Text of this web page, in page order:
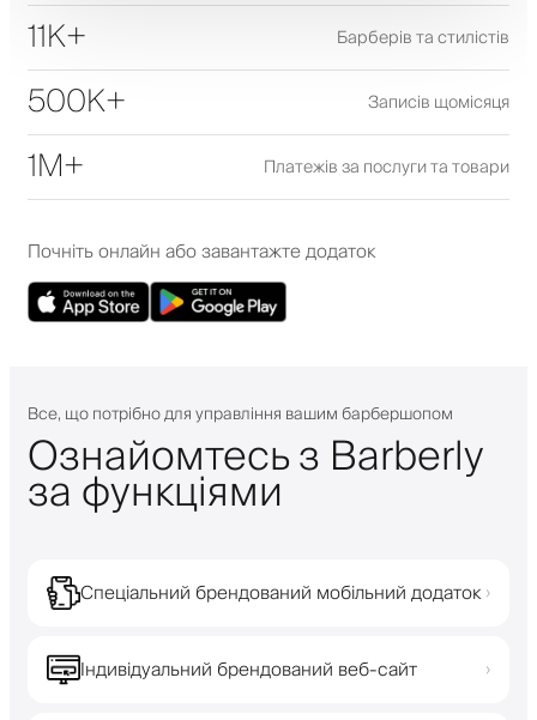
11K+ Барберів та стилістів
500K+ Записів щомісяця
1M+ Платежів за послуги та товари
Почніть онлайн або завантажте додаток
Все, що потрібно для управління вашим барбершопом
Ознайомтесь з Barberly
за функціями
Спеціальний брендований мобільний додаток ›
Індивідуальний брендований веб-сайт ›